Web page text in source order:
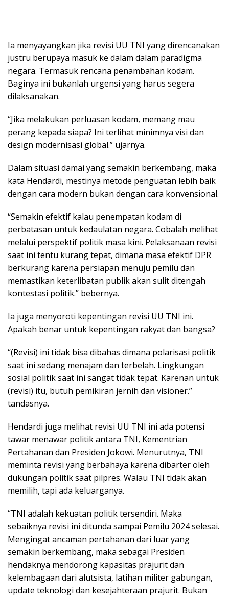
Ia menyayangkan jika revisi UU TNI yang direncanakan
justru berupaya masuk ke dalam dalam paradigma
negara. Termasuk rencana penambahan kodam.
Baginya ini bukanlah urgensi yang harus segera
dilaksanakan.
“Jika melakukan perluasan kodam, memang mau
perang kepada siapa? Ini terlihat minimnya visi dan
design modernisasi global.” ujarnya.
Dalam situasi damai yang semakin berkembang, maka
kata Hendardi, mestinya metode penguatan lebih baik
dengan cara modern bukan dengan cara konvensional.
“Semakin efektif kalau penempatan kodam di
perbatasan untuk kedaulatan negara. Cobalah melihat
melalui perspektif politik masa kini. Pelaksanaan revisi
saat ini tentu kurang tepat, dimana masa efektif DPR
berkurang karena persiapan menuju pemilu dan
memastikan keterlibatan publik akan sulit ditengah
kontestasi politik.” bebernya.
Ia juga menyoroti kepentingan revisi UU TNI ini.
Apakah benar untuk kepentingan rakyat dan bangsa?
“(Revisi) ini tidak bisa dibahas dimana polarisasi politik
saat ini sedang menajam dan terbelah. Lingkungan
sosial politik saat ini sangat tidak tepat. Karenan untuk
(revisi) itu, butuh pemikiran jernih dan visioner.”
tandasnya.
Hendardi juga melihat revisi UU TNI ini ada potensi
tawar menawar politik antara TNI, Kementrian
Pertahanan dan Presiden Jokowi. Menurutnya, TNI
meminta revisi yang berbahaya karena dibarter oleh
dukungan politik saat pilpres. Walau TNI tidak akan
memilih, tapi ada keluarganya.
“TNI adalah kekuatan politik tersendiri. Maka
sebaiknya revisi ini ditunda sampai Pemilu 2024 selesai.
Mengingat ancaman pertahanan dari luar yang
semakin berkembang, maka sebagai Presiden
hendaknya mendorong kapasitas prajurit dan
kelembagaan dari alutsista, latihan militer gabungan,
update teknologi dan kesejahteraan prajurit. Bukan